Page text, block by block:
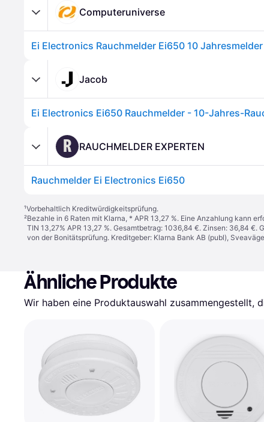
Computeruniverse
Jacob
R RAUCHMELDER EXPERTEN
Rauchmelder Ei Electronics Ei650
¹Vorbehaltlich Kreditwürdigkeitsprüfung.
²Bezahle in 6 Raten mit Klarna, * APR 13,27 %. Eine Anzahlung kann
TIN 13,27% APR 13,27 %. Gesamtbetrag: 1036,84 €. Zinsen: 36,84
von der Bonitätsprüfung. Kreditgeber: Klarna Bank AB (publ),
Ähnliche Produkte
Wir haben eine Produktauswahl zusammengestellt,